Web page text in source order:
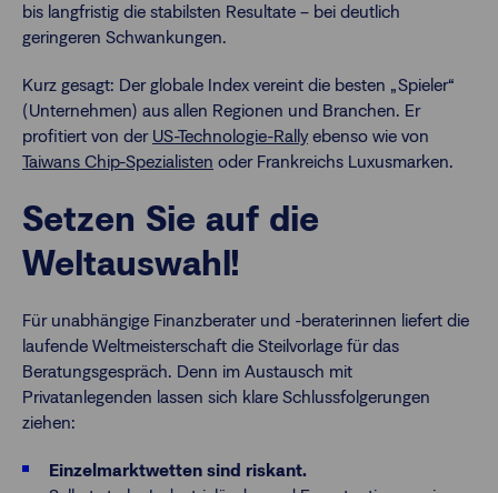
bis langfristig die stabilsten Resultate – bei deutlich
geringeren Schwankungen.
Kurz gesagt: Der globale Index vereint die besten „Spieler“
(Unternehmen) aus allen Regionen und Branchen. Er
profitiert von der US-Technologie-Rallyebenso wie von
Taiwans Chip-Spezialisten oder Frankreichs Luxusmarken.
Setzen Sie auf die
Weltauswahl!
Für unabhängige Finanzberater und -beraterinnen liefert die
laufende Weltmeisterschaft die Steilvorlage für das
Beratungsgespräch. Denn im Austausch mit
Privatanlegenden lassen sich klare Schlussfolgerungen
ziehen:
Einzelmarktwetten sind riskant.